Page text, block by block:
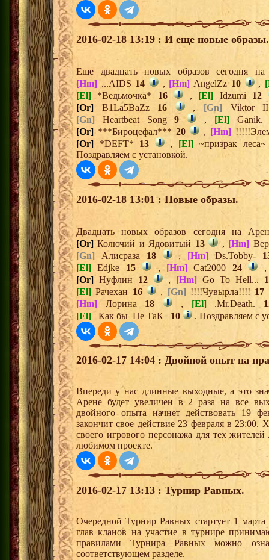
2016-02-18 13:19 : И еще новые образы.
Еще двадцать новых образов сегодня
[Hm] ...AIDS 14 , [Hm] AngelZz 10 ,
[El] *Ведьмочка* 16 , [El] Idzumi 12
[Or] B1La5BaZz 16 , [Gn] Viktor
[Gn] Heartbeat Song9 , [El]
[Or]***Бироцефал***20 , [Hm]
[Or] *DEFT* 13 , [El]~призрак
Поздравляем с установкой.
2016-02-18 13:01 : Новые образы.
Двадцать новых образов сегодня на
[Or] Колючий и Ядовитый 13 , [Hm]
[Gn] Алисраза 18 , [Hm] Ds.Tobby-
[El] Edjke 15 , [Hm] Cat2000 24
[Or] Нуфлин 12 , [Hm] Go To Hell...
[El] Рачехан 16 , [Gn] !!!!Чувырла!!!! 17
[Hm] Лорина 18 , [El].Mr.Death.
[El] _Как бы_Не ТаК_ 10 . Поздравляем с
2016-02-17 14:04 : Двойной опыт на
Впереди у нас длинные выходные, а это
Арене будет увеличен в 2 раза на все
двойного опыта начнет действовать 19
закончит свое действие 23 февраля в 23:00.
своего игрового персонажа для тех
любимом проекте.
2016-02-17 13:13 : Турнир Равных.
Очередной Турнир Равных стартует 1
глав кланов на участие в турнире
правилами Турнира Равных можно
соответствующем разделе.